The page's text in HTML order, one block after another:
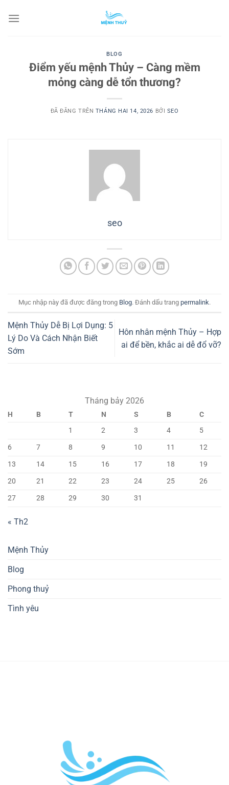
đến
BLOG
Điểm yếu mệnh Thủy – Càng mềm
mỏng càng dễ tổn thương?
ĐÃ ĐĂNG TRÊN THÁNG HAI 14, 2026 BỞI SEO
seo
Mục nhập này đã được đăng trong Blog. Đánh dấu trang permalink.
Mệnh Thủy Dễ Bị Lợi Dụng: 5
Lý Do Và Cách Nhận Biết
Sớm
Hôn nhân mệnh Thủy – Hợp
ai để bền, khắc ai dễ đổ vỡ?
Tháng bảy 2026
H B T N S B
C
1
2 3 4
5
6
7 8 9 10 11
12
13
14 15 16 17 18
19
20
21 22 23 24 25
26
27
28 29 30 31
« Th2
Mệnh Thủy
Blog
Phong thuỷ
Tình yêu